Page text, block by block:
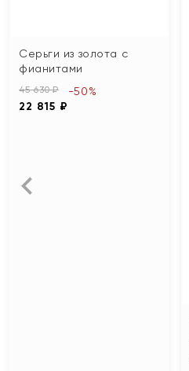
Серьги из золота с
фианитами
45 630 ₽
22 815 ₽
-50%